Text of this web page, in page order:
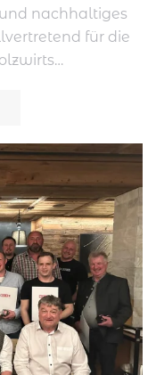
nachhaltiges
für die